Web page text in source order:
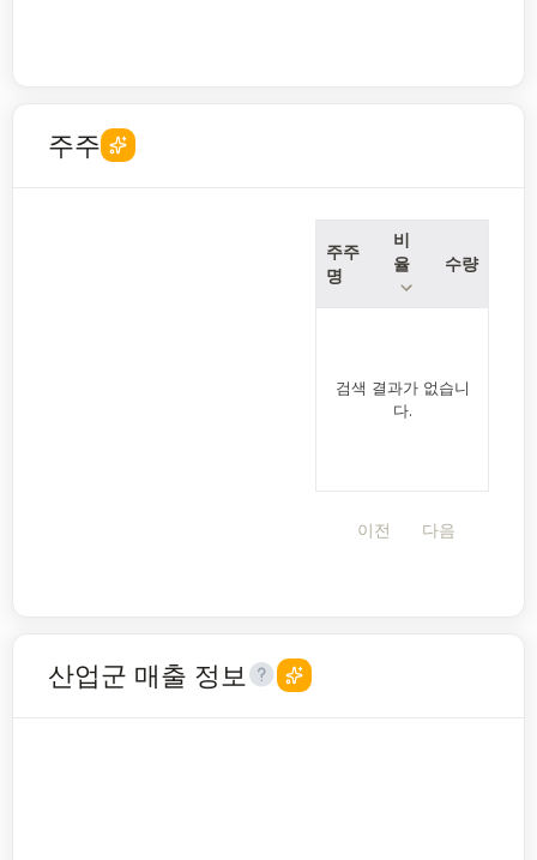
주주
주주
명
비
율
수량
검색 결과가 없습니
다.
이전 다음
산업군 매출 정보